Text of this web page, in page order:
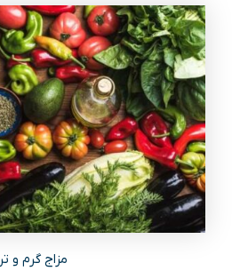
مزاج گرم و تر